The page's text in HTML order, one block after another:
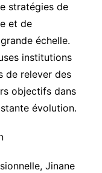
stratégies de
et de
échelle.
institutions
de relever des
objectifs dans
évolution.
Jinane